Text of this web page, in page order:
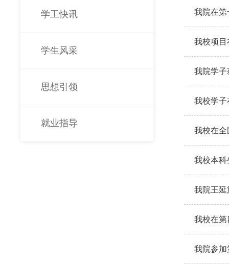
学工快讯
学生风采
思想引领
就业指导
我院在第
我校项目
我院学子
我校学子
我校在全
我校本科
我院王延
我校在第
我院参